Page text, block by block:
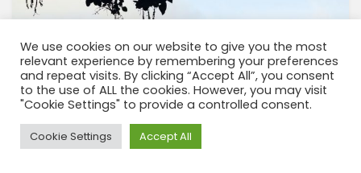
We use cookies on our website to give you the most
relevant experience by remembering your preferences
and repeat visits. By clicking “Accept All”, you consent
to the use of ALL the cookies. However, you may visit
"Cookie Settings" to provide a controlled consent.
Cookie Settings Accept All